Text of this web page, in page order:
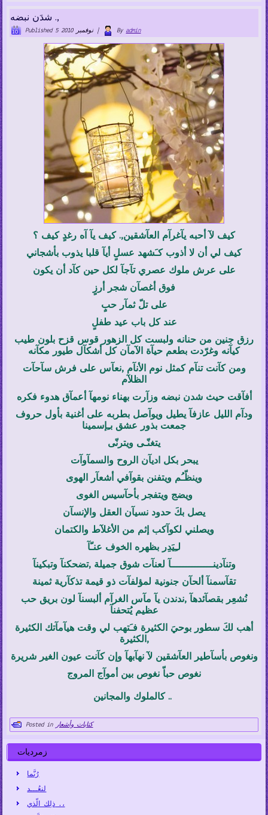
شدَن نبضه .,
Published 5 نوفمبر 2010| By admin
كيف لآ أحبه يآغرآم العآشقين,. كيف يآ آه رغدٍ كيف ؟
كيف لي أن لا أذوب كـَشهد عسلٍ أيآ قلبا يذوب بأشجاني
على عرش ملوك عصري تآجآ لكل حين كآد أن يكون
فوق أغصآن شجر أرزٍ
على تلّ ثمآر حبٍ
عند كل باب عيد طفلٍ
رزق جنين من حنانه ولبست كل الزهور قوس قزح بلون طيب
كيآنه وغرّدت بطعم حيآة الآمآن كل أشكآل طيور مكآنه
ومن كآنت تنآم كمثل نوم الأنآم ,نعآس على فرش سآحآت
الظلآم
أفآقت حيث شدن نبضه وزآرت بهناء نومهآ أعمآق هدوء فكره
ودآم الليل عازفآ يطيل ويوآصل بطربه على أغنية بأول حروف
جمعت بذور عشق بـِإسمينا
يتغنّـى ويترنّى
يبحر بكل اديآن الروح والسمآوآت
وينظّـُم ويتفنن بقوآفي أشعآر الهوى
ويضج ويتفجر بأحآسيس الغوى
يصل بكَ حدود نسيآن العقل والإنسآن
ويصلني لكوآكب إثم من الأغلآط والكتمان
لـِيَدِر بظهره الخوف عنـّآ
وتنآدينــــــــــــــآ لعنآت شوق جميلة ,تضحكنآ وتبكينآ
تقآسمنآ ألحآن جنونية لمؤلفآت ذو قيمة تذكآرية ثمينة
نُشعِر بقصآئدهآ ,ندندن يآ مآس الغرآم ألبسنآ لون بريق حب
عظيم يُتحفنآ
أهب لكَ سطور بوحيَ الكثيرة فـَتهب لي وقت هيآمآتك الكثيرة
,الكثيرة
ونغوص بأسآطير العآشقين لآ نهآبهآ وإن كآنت عيون الغير شريرة
نغوص حباّ نغوص بين أموآج المروج
كالملوك والمجانين ..
Posted in كتابات وأشعار
زمرديات
رُبَّما
لنعُـــد
ذلِك الّذي .،